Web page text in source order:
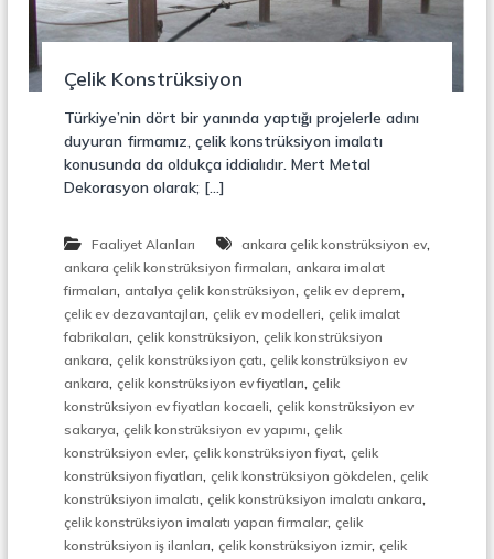
o
n
ü
k
o
n
,
i
k
M
d
i
v
e
n
e
t
a
l
Çelik Konstrüksiyon
Türkiye’nin dört bir yanında yaptığı projelerle adını
duyuran firmamız, çelik konstrüksiyon imalatı
konusunda da oldukça iddialıdır. Mert Metal
Dekorasyon olarak; […]
Faaliyet Alanları ankara çelik konstrüksiyon ev,
ankara çelik konstrüksiyon firmaları, ankara imalat
firmaları, antalya çelik konstrüksiyon, çelik ev deprem,
çelik ev dezavantajları, çelik ev modelleri, çelik imalat
fabrikaları, çelik konstrüksiyon, çelik konstrüksiyon
ankara, çelik konstrüksiyon çatı, çelik konstrüksiyon ev
ankara, çelik konstrüksiyon ev fiyatları, çelik
konstrüksiyon ev fiyatları kocaeli, çelik konstrüksiyon ev
sakarya, çelik konstrüksiyon ev yapımı, çelik
konstrüksiyon evler, çelik konstrüksiyon fiyat, çelik
konstrüksiyon fiyatları, çelik konstrüksiyon gökdelen, çelik
konstrüksiyon imalatı, çelik konstrüksiyon imalatı ankara,
çelik konstrüksiyon imalatı yapan firmalar, çelik
konstrüksiyon iş ilanları, çelik konstrüksiyon izmir, çelik